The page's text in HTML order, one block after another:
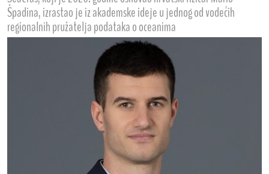
Špadina, izrastao je iz akademske ideje u jednog od vodećih
regionalnih pružatelja podataka o oceanima